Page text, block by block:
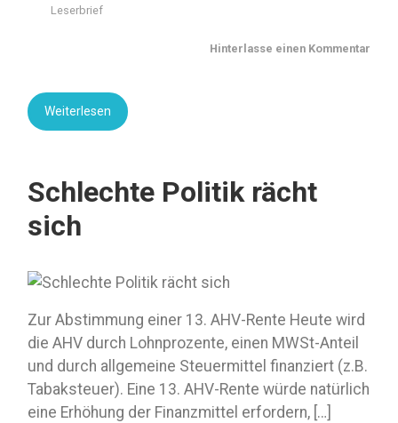
Leserbrief
Hinterlasse einen Kommentar
Weiterlesen
Schlechte Politik rächt
sich
Zur Abstimmung einer 13. AHV-Rente Heute wird
die AHV durch Lohnprozente, einen MWSt-Anteil
und durch allgemeine Steuermittel finanziert (z.B.
Tabaksteuer). Eine 13. AHV-Rente würde natürlich
eine Erhöhung der Finanzmittel erfordern, […]